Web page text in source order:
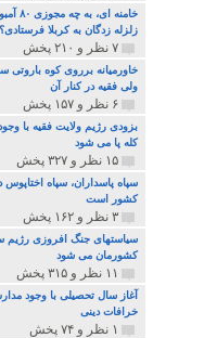
زلزله زدگان به کربلا فرستادی؟
۷ نظر و ۲۱۰ پخش
خاورمیانه برروی کوه باروتی
ولی فقیه در کنار آن
۶ نظر و ۱۵۷ پخش
بزودی رژیم ولایت فقیه با
کله پا می شود
۱۵ نظر و ۳۲۷ پخش
سپاه پاسداران، سپاه اختاپوس
کشور است
۳ نظر و ۱۶۲ پخش
سیاستهای جنگ افروزی رژیم
کشورمان می شود
۱۱ نظر و ۳۱۵ پخش
آغاز سال تحصیلی با وجود
خرافات دینی
۱ نظر و ۷۴ پخش